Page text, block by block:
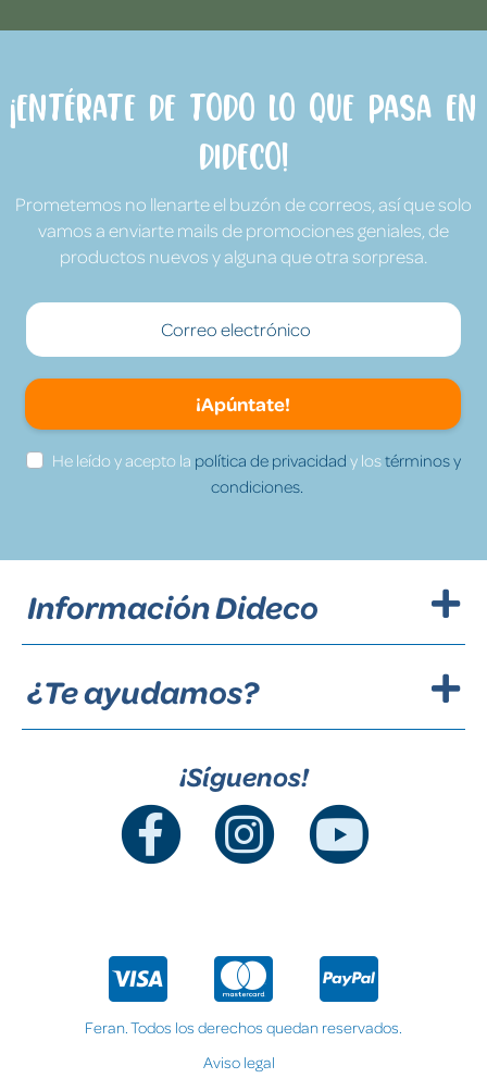
¡Entérate de todo lo que pasa en
Dideco!
Prometemos no llenarte el buzón de correos, así que solo
vamos a enviarte mails de promociones geniales, de
productos nuevos y alguna que otra sorpresa.
¡Apúntate!
He leído y acepto la política de privacidad y lostérminos y
condiciones.
Información Dideco
¿Te ayudamos?
¡Síguenos!
Feran. Todos los derechos quedan reservados.
Aviso legal